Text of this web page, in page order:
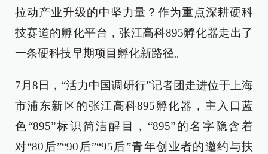
拉动产业升级的中坚力量？作为重点深耕硬科
技赛道的孵化平台，张江高科895孵化器走出了
一条硬科技早期项目孵化新路径。
7月8日，“活力中国调研行”记者团走进位于上海
市浦东新区的张江高科895孵化器，主入口蓝
色“895”标识简洁醒目，“895”的名字隐含着
对“80后”“90后”“95后”青年创业者的邀约与扶